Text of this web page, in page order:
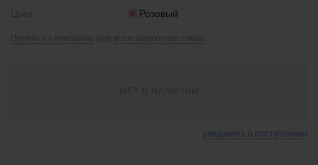
Розовый
уведомить о поступлении